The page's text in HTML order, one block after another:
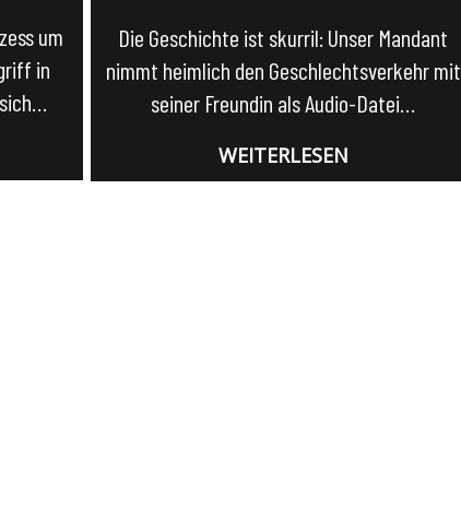
um
in
Die Geschichte ist skurril: Unser Mandant
nimmt heimlich den Geschlechtsverkehr mit
seiner Freundin als Audio-Datei…
WEITERLESEN